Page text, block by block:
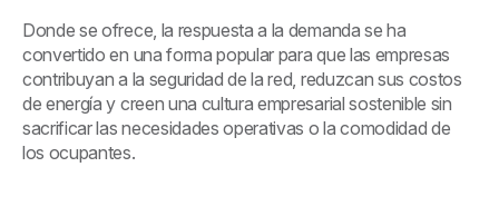
Donde se ofrece, la respuesta a la demanda se ha
convertido en una forma popular para que las empresas
contribuyan a la seguridad de la red, reduzcan sus costos
de energía y creen una cultura empresarial sostenible sin
sacrificar las necesidades operativas o la comodidad de
los ocupantes.